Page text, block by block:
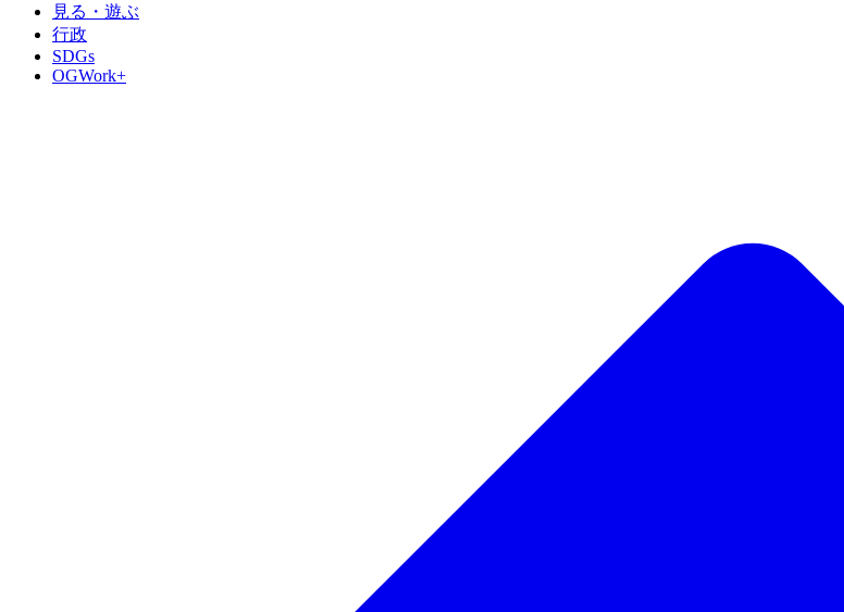
見る・遊ぶ
行政
SDGs
OGWork+